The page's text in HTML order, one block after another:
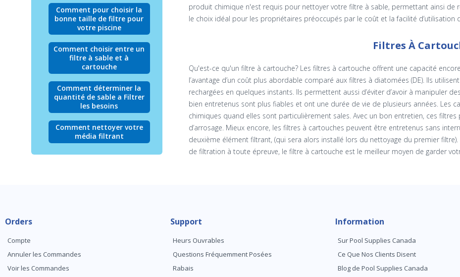
Comment pour choisir la
bonne taille de filtre pour
votre piscine
Comment choisir entre un
filtre à sable et à
cartouche
Comment déterminer la
quantité de sable a Filtrer
les besoins
Comment nettoyer votre
média filtrant
produit chimique n'est requis pour nettoyer votre filtre à sable, permettant ainsi de
le choix idéal pour les propriétaires préoccupés par le coût et la facilité d’utilisation
Filtres À
Qu'est-ce qu'un filtre à cartouche? Les filtres à cartouche offrent une capacité
l’avantage d’un coût plus abordable comparé aux filtres à diatomées (DE). Ils
rechargées en quelques instants. Ils permettent aussi d’éviter d’avoir à manipuler
bien entretenus sont plus fiables et ont une durée de vie de plusieurs années. Les
chimiques quand elles sont particulièrement sales. Avec un bon entretien, ces filtres
d’arrosage. Mieux encore, les filtres à cartouches peuvent être entretenus sans
deuxième élément filtrant, (qui sera alors installé lors du nettoyage du premier
de filtration à toute épreuve, le filtre à cartouche est le meilleur moyen de garder
Orders
Compte
Annuler les Commandes
Voir les Commandes
Support
Heurs Ouvrables
Questions Fréquemment Posées
Rabais
Information
Sur Pool Supplies Canada
Ce Que Nos Clients Disent
Blog de Pool Supplies Canada